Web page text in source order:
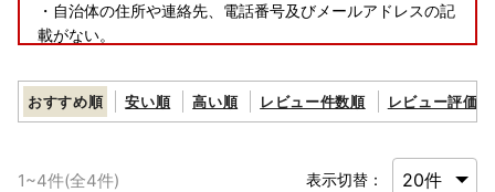
・自治体の住所や連絡先、電話番号及びメールアドレスの記
載がない。
なっている。
・ふるさと納税ポータルサイトの画像を転載して本物のサイ
おすすめ順 安い順 高い順 レビュー件数順 レビュー評価順
1~4件(全4件) 表示切替：